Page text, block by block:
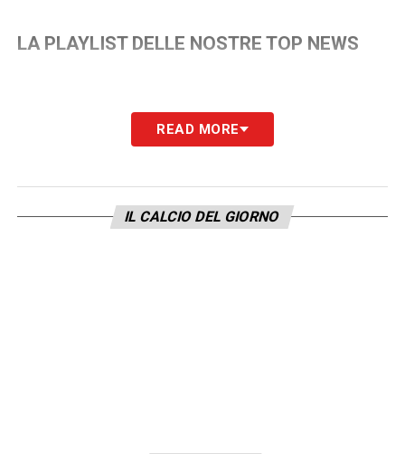
LA PLAYLIST DELLE NOSTRE TOP NEWS
READ MORE
IL CALCIO DEL GIORNO